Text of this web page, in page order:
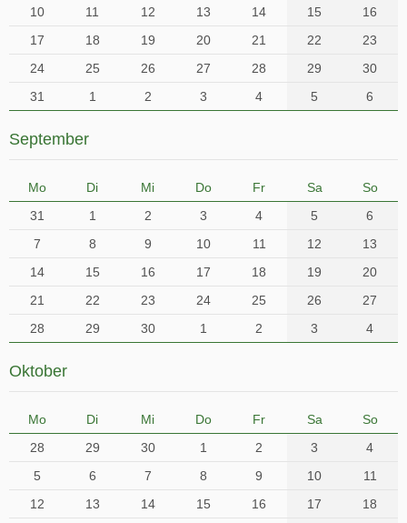
10 11 12 13 14 15
16
17
18 19 20 21 22
23
24
25 26 27 28 29
30
31
1 2 3 4 5 6
September
Mo Di Mi Do Fr Sa
So
31
1 2 3 4 5
6
7
8 9 10 11 12
13
14
15 16 17 18 19
20
21
22 23 24 25 26
27
28
29 30 1 2 3 4
Oktober
Mo Di Mi Do Fr Sa
So
28
29 30 1 2 3
4
5
6 7 8 9 10
11
12
13 14 15 16 17
18